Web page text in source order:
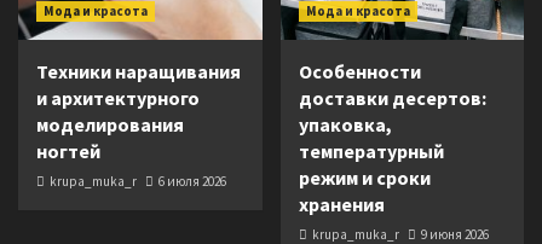
Мода и красота
Техники наращивания
и архитектурного
моделирования
ногтей
krupa_muka_r 6 июля 2026
Мода и красота
Особенности
доставки десертов:
упаковка,
температурный
режим и сроки
хранения
krupa_muka_r 9 июня 2026